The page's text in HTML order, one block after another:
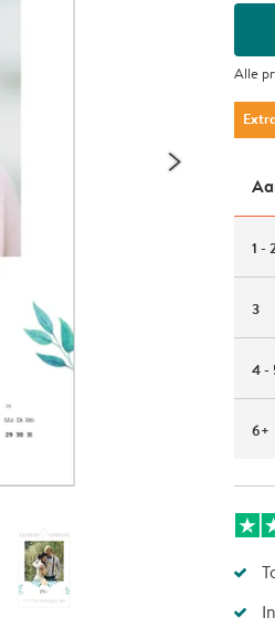
Alle
1 -
3
4 -
6+